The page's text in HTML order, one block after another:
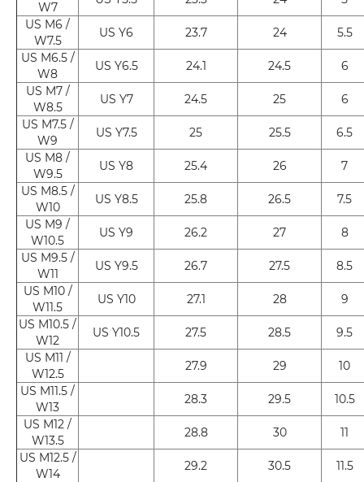
W7
US M6 /
W7.5
US Y6 23.7 24
5.5
US M6.5 /
W8
US Y6.5 24.1 24.5
6
US M7 /
W8.5
US Y7 24.5 25
6
US M7.5 /
W9
US Y7.5 25 25.5
6.5
US M8 /
W9.5
US Y8 25.4 26
7
US M8.5 /
W10
US Y8.5 25.8 26.5
7.5
US M9 /
W10.5
US Y9 26.2 27
8
US M9.5 /
W11
US Y9.5 26.7 27.5
8.5
US M10 /
W11.5
US Y10 27.1 28
9
US M10.5 /
W12
US Y10.5 27.5 28.5
9.5
US M11 /
W12.5
27.9 29
10
US M11.5 /
W13
28.3 29.5
10.5
US M12 /
W13.5
28.8 30
11
US M12.5 /
W14
29.2 30.5
11.5